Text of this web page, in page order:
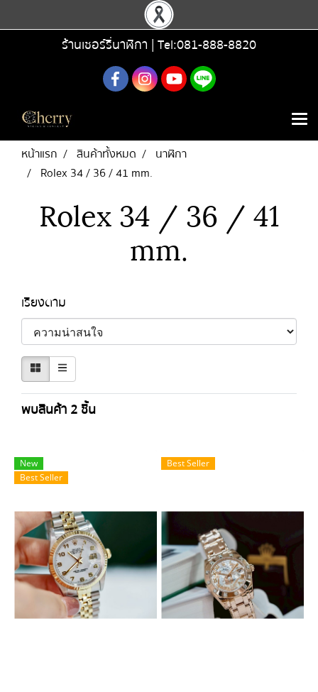
ร้านเชอร์รี่นาฬิกา | Tel:081-888-8820
หน้าแรก สินค้าทั้งหมด
นาฬิกา
Rolex 34 / 36 / 41 mm.
Rolex 34 / 36 / 41
mm.
เรียงตาม
พบสินค้า 2 ชิ้น
New
Best Seller
Best Seller